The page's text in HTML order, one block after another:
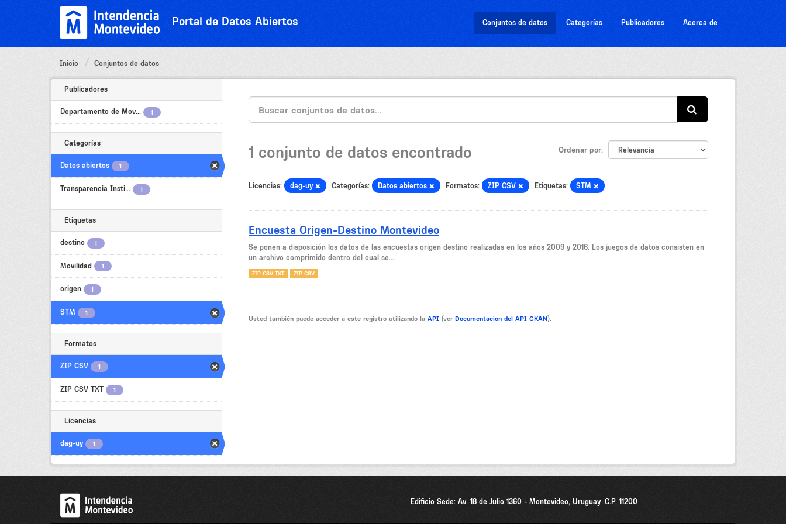
Portal de Datos Abiertos Conjuntos de datos Categorías Publicadores Acerca de
Inicio Conjuntos de datos
Publicadores
Departamento de Mov... 1
Categorías
Datos abiertos 1
Transparencia Insti... 1
Etiquetas
destino 1
Movilidad 1
origen 1
STM 1
Formatos
ZIP CSV 1
ZIP CSV TXT 1
Licencias
dag-uy 1
Ordenar por
1 conjunto de datos encontrado
Licencias: dag-uy Categorías: Datos abiertos Formatos: ZIP CSV Etiquetas: STM
Encuesta Origen-Destino Montevideo
Se ponen a disposición los datos de las encuestas origen destino realizadas en los años 2009 y 2016. Los juegos de datos consisten en
un archivo comprimido dentro del cual se...
ZIP CSV TXT ZIP CSV
Usted también puede acceder a este registro utilizando la API (ver Documentacion del API CKAN).
Edificio Sede: Av. 18 de Julio 1360 - Montevideo, Uruguay .C.P. 11200